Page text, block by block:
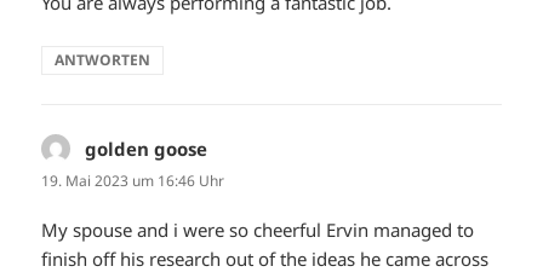
ANTWORTEN
golden goose
19. Mai 2023 um 16:46 Uhr
My spouse and i were so cheerful Ervin managed to
finish off his research out of the ideas he came across